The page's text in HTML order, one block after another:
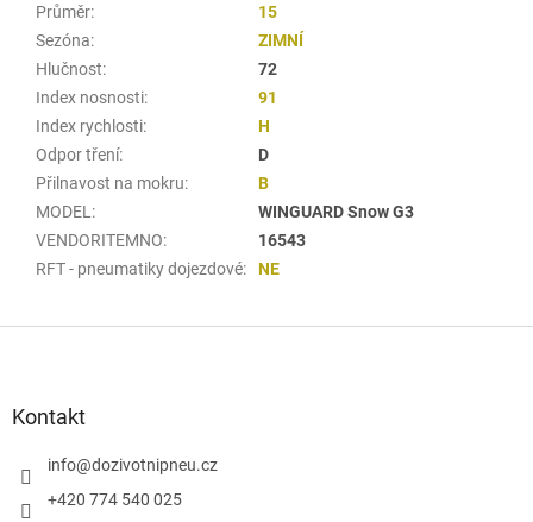
Průměr:
15
Sezóna:
ZIMNÍ
Hlučnost:
72
Index nosnosti:
91
Index rychlosti:
H
Odpor tření:
D
Přilnavost na mokru:
B
MODEL :
WINGUARD Snow G3
VENDORITEMNO:
16543
RFT - pneumatiky dojezdové: NE
Kontakt
info@dozivotnipneu.cz
+420 774 540 025